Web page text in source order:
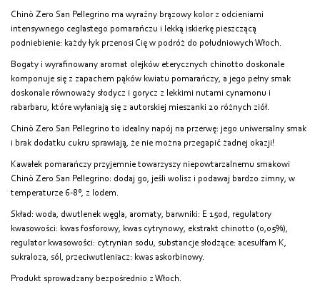
Chinò Zero San Pellegrino ma wyraźny brązowy kolor z odcieniami
intensywnego ceglastego pomarańczu i lekką iskierkę pieszczącą
podniebienie: każdy łyk przenosi Cię w podróż do południowych Włoch.
Bogaty i wyrafinowany aromat olejków eterycznych chinotto doskonale
komponuje się z zapachem pąków kwiatu pomarańczy, a jego pełny smak
doskonale równoważy słodycz i gorycz z lekkimi nutami cynamonu i
rabarbaru, które wyłaniają się z autorskiej mieszanki 20 różnych ziół.
Chinò Zero San Pellegrino to idealny napój na przerwę: jego uniwersalny smak
i brak dodatku cukru sprawiają, że nie można przegapić żadnej okazji!
Kawałek pomarańczy przyjemnie towarzyszy niepowtarzalnemu smakowi
Chinò Zero San Pellegrino: dodaj go, jeśli wolisz i podawaj bardzo zimny, w
temperaturze 6-8°, z lodem.
Skład: woda, dwutlenek węgla, aromaty, barwniki: E 150d, regulatory
kwasowości: kwas fosforowy, kwas cytrynowy, ekstrakt chinotto (0,05%),
regulator kwasowości: cytrynian sodu, substancje słodzące: acesulfam K,
sukraloza, sól, przeciwutleniacz: kwas askorbinowy.
Produkt sprowadzany bezpośrednio z Włoch.